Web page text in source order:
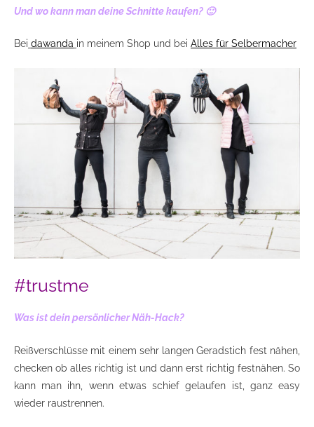
Und wo kann man deine Schnitte kaufen? 🙂
Bei dawanda in meinem Shop und bei Alles für Selbermacher
#trustme
Was ist dein persönlicher Näh-Hack?
Reißverschlüsse mit einem sehr langen Geradstich fest nähen,
checken ob alles richtig ist und dann erst richtig festnähen. So
kann man ihn, wenn etwas schief gelaufen ist, ganz easy
wieder raustrennen.